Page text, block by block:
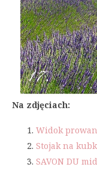
Na zdjęciach:
Widok
Stojak na
SAVON DU